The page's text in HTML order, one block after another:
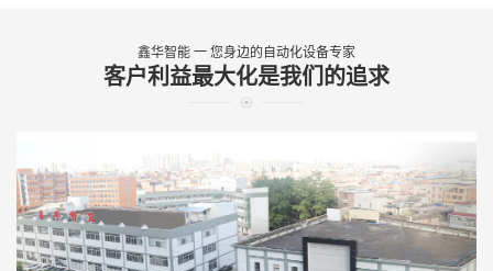
鑫华智能 一 您身边的自动化设备专家
客户利益最大化是我们的追求